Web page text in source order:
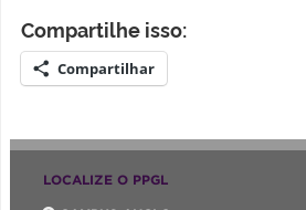
Compartilhe isso:
Compartilhar
LOCALIZE O PPGL